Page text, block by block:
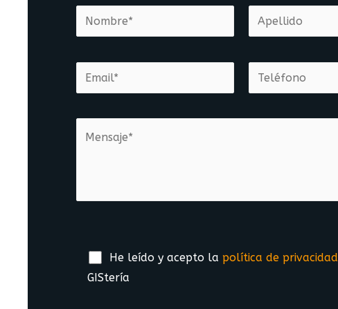
He leído y acepto la política de privacidad
GIStería